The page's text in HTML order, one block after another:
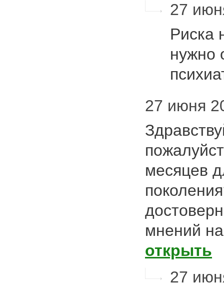
27
Риска
нужно
27 июня
месяцев
мнений
открыть
27